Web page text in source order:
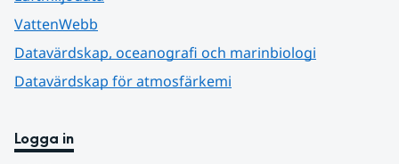
VattenWebb
Datavärdskap, oceanografi och marinbiologi
Datavärdskap för atmosfärkemi
Logga in